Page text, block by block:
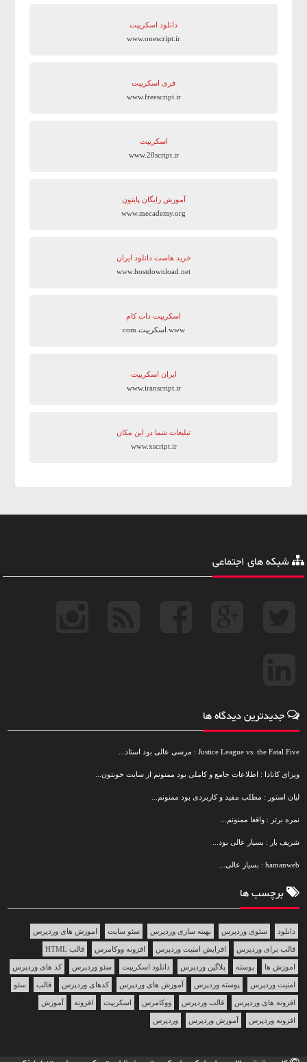
دانلود اسکریپت
www.onescript.ir
فری اسکریپت
www.freescript.ir
اسکریپت
www.20script.ir
آموزش رایگان پایتون
www.mecademy.org
خرید هاست دانلود ایران
www.hostdownload.net
اسکریپت دات کام
www.اسکریپت.com
ایران اسکریپت
www.iranscript.ir
تبلیغات شما در این مکان
www.xscript.ir
شبکه های اجتماعی
جدیدترین دیدگاه ها
Justice League vs. the Fatal Five : مرسی عالی بود استاد...
ویزای کانادا : اطلاعات جامع و کاملی بود ممنونم از سایت خوبتون...
لیان استور : مطلب مفید و کاربردی بود ممنونم...
نمره برتر : واقعا ممنونم...
شریف بار : بسیار عالی بود...
hamanweb : بسیار عالی...
برچسب ها
دانلود سئوی وردپرس بهینه سازی وردپرس سئو سایت اموزش های وردپرس
قالب برای وردپرس افزایش امنیت وردپرس افزونه ووکامرس قالب HTML
اموزش ها پوسته پلاگین وردپرس دانلود اسکریپت سئو وردپرس کد های وردپرس
امنیت وردپرس پوسته وردپرس آموزش های وردپرس کدهای وردپرس قالب سئو
افزونه های وردپرس قالب وردپرس ووکامرس اسکریپت افزونه آموزش
افزونه وردپرس آموزش وردپرس وردپرس